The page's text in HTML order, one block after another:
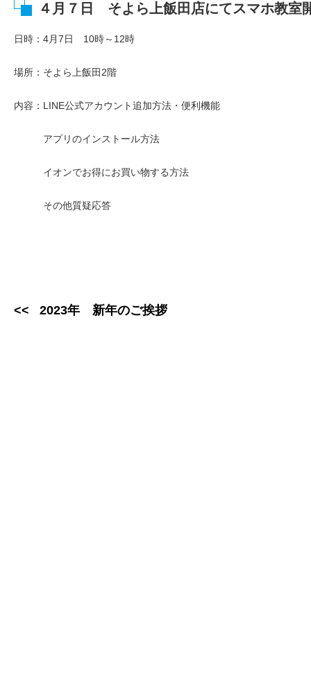
４月７日 そよら上飯田店にてスマホ教室
日時：4月7日 10時～12時
場所：そよら上飯田2階
内容：LINE公式アカウント追加方法・便利機能
アプリのインストール方法
イオンでお得にお買い物する方法
その他質疑応答
2023年 新年のご挨拶